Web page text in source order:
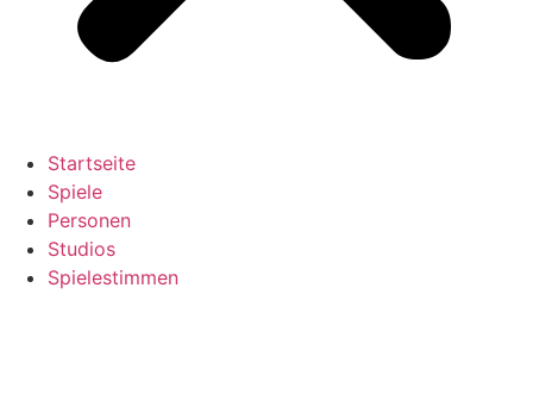
Startseite
Spiele
Personen
Studios
Spielestimmen